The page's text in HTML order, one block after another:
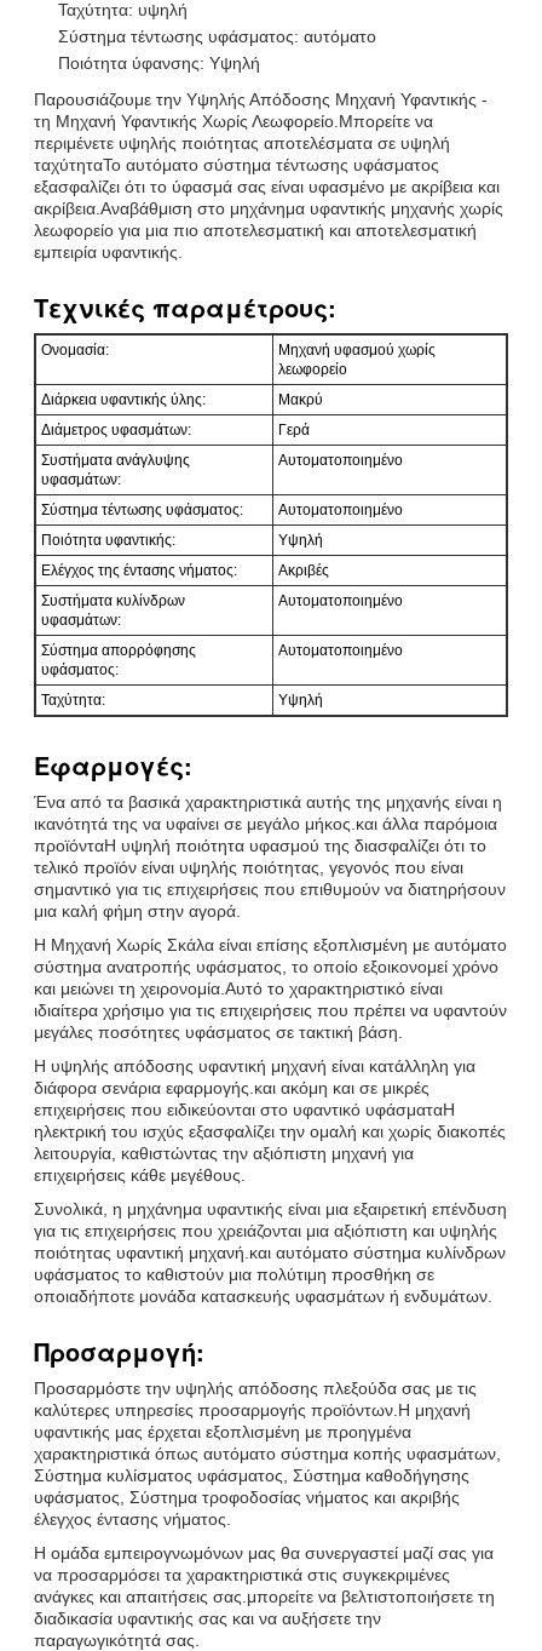
Ταχύτητα: υψηλή
Σύστημα τέντωσης υφάσματος: αυτόματο
Ποιότητα ύφανσης: Υψηλή
Παρουσιάζουμε την Υψηλής Απόδοσης Μηχανή Υφαντικής -
τη Μηχανή Υφαντικής Χωρίς Λεωφορείο.Μπορείτε να
περιμένετε υψηλής ποιότητας αποτελέσματα σε υψηλή
ταχύτηταΤο αυτόματο σύστημα τέντωσης υφάσματος
εξασφαλίζει ότι το ύφασμά σας είναι υφασμένο με ακρίβεια και
ακρίβεια.Αναβάθμιση στο μηχάνημα υφαντικής μηχανής χωρίς
λεωφορείο για μια πιο αποτελεσματική και αποτελεσματική
εμπειρία υφαντικής.
Τεχνικές παραμέτρους:
Ονομασία:
Μηχανή υφασμού χωρίς
λεωφορείο
Διάρκεια υφαντικής ύλης:
Μακρύ
Διάμετρος υφασμάτων:
Γερά
Συστήματα ανάγλυψης
υφασμάτων:
Αυτοματοποιημένο
Σύστημα τέντωσης υφάσματος:
Αυτοματοποιημένο
Ποιότητα υφαντικής:
Υψηλή
Ελέγχος της έντασης νήματος:
Ακριβές
Συστήματα κυλίνδρων
υφασμάτων:
Αυτοματοποιημένο
Σύστημα απορρόφησης
υφάσματος:
Αυτοματοποιημένο
Ταχύτητα: Υψηλή
Εφαρμογές:
Ένα από τα βασικά χαρακτηριστικά αυτής της μηχανής είναι η
ικανότητά της να υφαίνει σε μεγάλο μήκος.και άλλα παρόμοια
προϊόνταΗ υψηλή ποιότητα υφασμού της διασφαλίζει ότι το
τελικό προϊόν είναι υψηλής ποιότητας, γεγονός που είναι
σημαντικό για τις επιχειρήσεις που επιθυμούν να διατηρήσουν
μια καλή φήμη στην αγορά.
Η Μηχανή Χωρίς Σκάλα είναι επίσης εξοπλισμένη με αυτόματο
σύστημα ανατροπής υφάσματος, το οποίο εξοικονομεί χρόνο
και μειώνει τη χειρονομία.Αυτό το χαρακτηριστικό είναι
ιδιαίτερα χρήσιμο για τις επιχειρήσεις που πρέπει να υφαντούν
μεγάλες ποσότητες υφάσματος σε τακτική βάση.
Η υψηλής απόδοσης υφαντική μηχανή είναι κατάλληλη για
διάφορα σενάρια εφαρμογής.και ακόμη και σε μικρές
επιχειρήσεις που ειδικεύονται στο υφαντικό υφάσματαΗ
ηλεκτρική του ισχύς εξασφαλίζει την ομαλή και χωρίς διακοπές
λειτουργία, καθιστώντας την αξιόπιστη μηχανή για
επιχειρήσεις κάθε μεγέθους.
Συνολικά, η μηχάνημα υφαντικής είναι μια εξαιρετική επένδυση
για τις επιχειρήσεις που χρειάζονται μια αξιόπιστη και υψηλής
ποιότητας υφαντική μηχανή.και αυτόματο σύστημα κυλίνδρων
υφάσματος το καθιστούν μια πολύτιμη προσθήκη σε
οποιαδήποτε μονάδα κατασκευής υφασμάτων ή ενδυμάτων.
Προσαρμογή:
Προσαρμόστε την υψηλής απόδοσης πλεξούδα σας με τις
καλύτερες υπηρεσίες προσαρμογής προϊόντων.Η μηχανή
υφαντικής μας έρχεται εξοπλισμένη με προηγμένα
χαρακτηριστικά όπως αυτόματο σύστημα κοπής υφασμάτων,
Σύστημα κυλίσματος υφάσματος, Σύστημα καθοδήγησης
υφάσματος, Σύστημα τροφοδοσίας νήματος και ακριβής
έλεγχος έντασης νήματος.
Η ομάδα εμπειρογνωμόνων μας θα συνεργαστεί μαζί σας για
να προσαρμόσει τα χαρακτηριστικά στις συγκεκριμένες
ανάγκες και απαιτήσεις σας.μπορείτε να βελτιστοποιήσετε τη
διαδικασία υφαντικής σας και να αυξήσετε την
παραγωγικότητά σας.